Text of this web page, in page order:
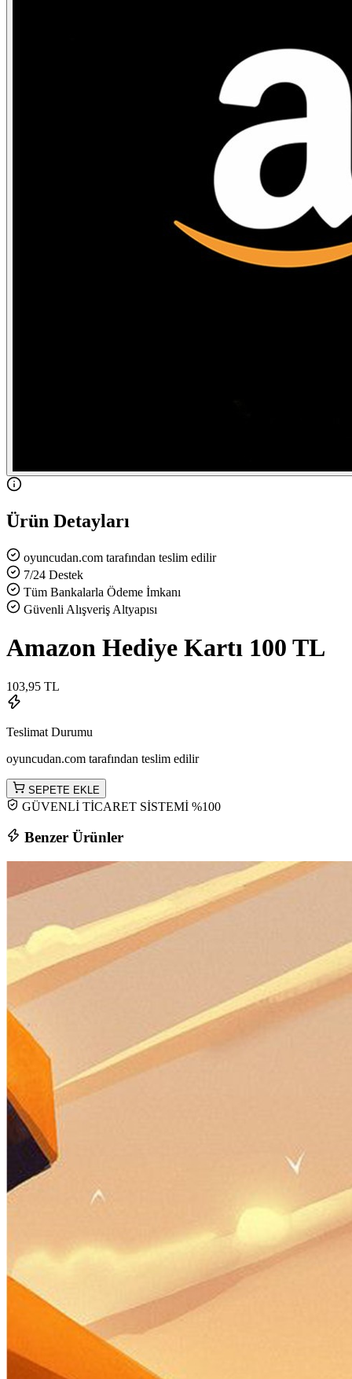
Ürün Detayları
oyuncudan.com tarafından teslim edilir
7/24 Destek
Tüm Bankalarla Ödeme İmkanı
Güvenli Alışveriş Altyapısı
Amazon Hediye Kartı 100 TL
103,95 TL
Teslimat Durumu
oyuncudan.com tarafından teslim edilir
SEPETE EKLE
GÜVENLİ TİCARET SİSTEMİ %100
Benzer Ürünler